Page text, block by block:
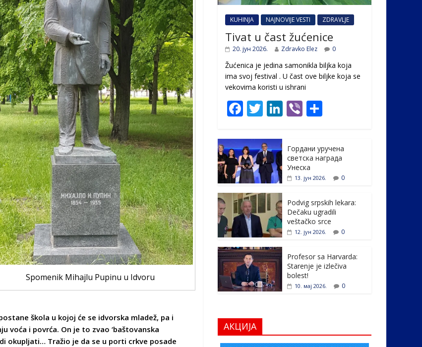
Spomenik Mihajlu Pupinu u Idvoru
škola u kojoj će se idvorska mladež, pa i
voća i povrća. On je to zvao ‘baštovanska
okupljati… Tražio je da se u porti crkve posade
KUHINJA NAJNOVIJE VESTI ZDRAVLJE
Tivat u čast žućenice
20. јун 2026. Zdravko Elez 0
Žućenica je jedina samonikla biljka koja
ima svoj festival . U čast ovе biljke koja se
vekovima koristi u ishrani
F
e
b
o
o
k
T
itt
er
Li
e
dI
n
Vi
e
Гордани уручена
светска награда
Унеска
13. јун 2026. 0
Podvig srpskih lekara:
Dečaku ugradili
veštačko srce
12. јун 2026. 0
Profesor sa Harvarda:
Starenje je izlečiva
bolest!
10. мај 2026. 0
АКЦИЈА